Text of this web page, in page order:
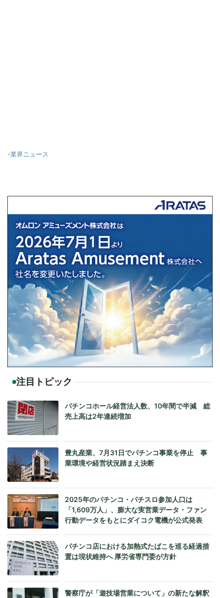
-業界ニュース
注目トピック
パチンコホール経営法人数、10年間で半減 総
売上高は2年連続増加
豊丸産業、7月31日でパチンコ事業を停止 事
業環境や経営状況踏まえ決断
2025年のパチンコ・パチスロ参加人口は
「1,609万人」、膨大な実営業データ・ファン
行動データをもとにダイコク電機が公式発表
パチンコ店における加熱式たばこを巡る経過措
置は現状維持へ 厚労省専門委が方針
警察庁が「遊技場営業について」の新たな解釈